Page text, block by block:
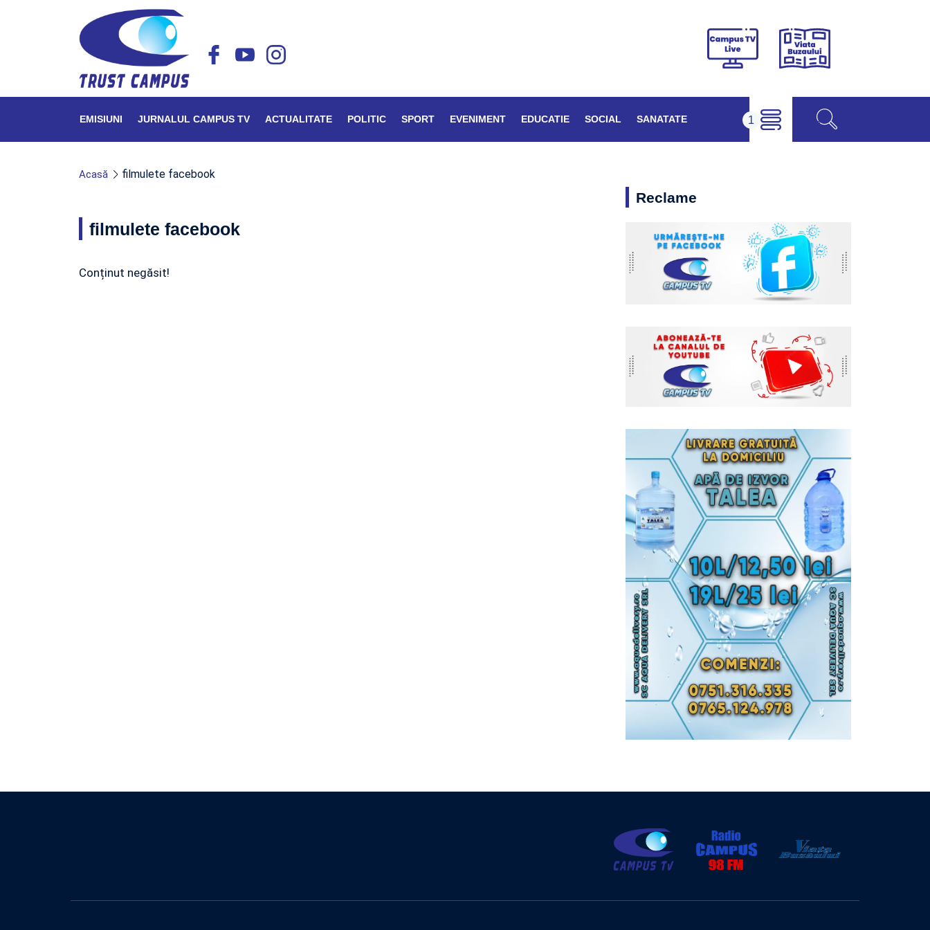
Campus
Viața
EMISIUNI JURNALUL CAMPUS TV ACTUALITATE POLITIC SPORT EVENIMENT EDUCATIE SOCIAL SANATATE
Acasă filmulete facebook
filmulete facebook
Conținut negăsit!
Reclame